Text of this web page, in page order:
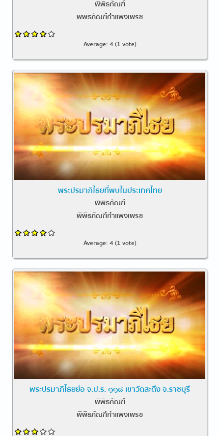
พิพิธภัณฑ์
พิพิธภัณฑ์กำแพงเพรช
Average: 4 (1 vote)
พระปรมาภิไธยที่พบในประเทศไทย
พิพิธภัณฑ์
พิพิธภัณฑ์กำแพงเพรช
Average: 4 (1 vote)
พระปรมาภิไธยย่อ จ.ป.ร. ๑๑๘ เขาวัดสะดึง จ.ราชบุรี
พิพิธภัณฑ์
พิพิธภัณฑ์กำแพงเพรช